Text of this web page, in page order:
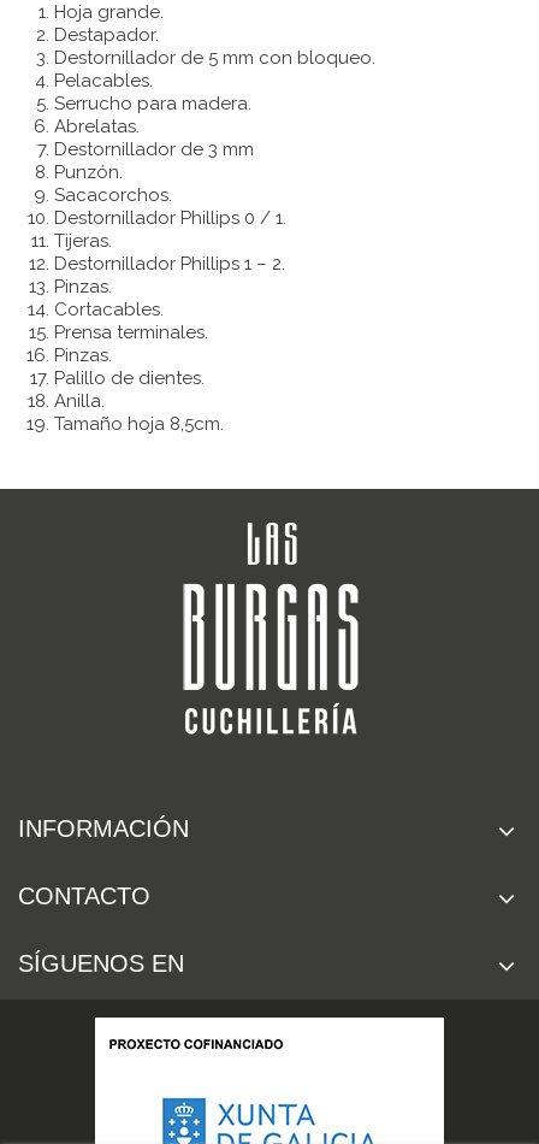
Hoja grande.
Destapador.
Destornillador de 5 mm con bloqueo.
Pelacables.
Serrucho para madera.
Abrelatas.
Destornillador de 3 mm
Punzón.
Sacacorchos.
Destornillador Phillips 0 / 1.
Tijeras.
Destornillador Phillips 1 – 2.
Pinzas.
Cortacables.
Prensa terminales.
Pinzas.
Palillo de dientes.
Anilla.
Tamaño hoja 8,5cm.
INFORMACIÓN
CONTACTO
SÍGUENOS EN